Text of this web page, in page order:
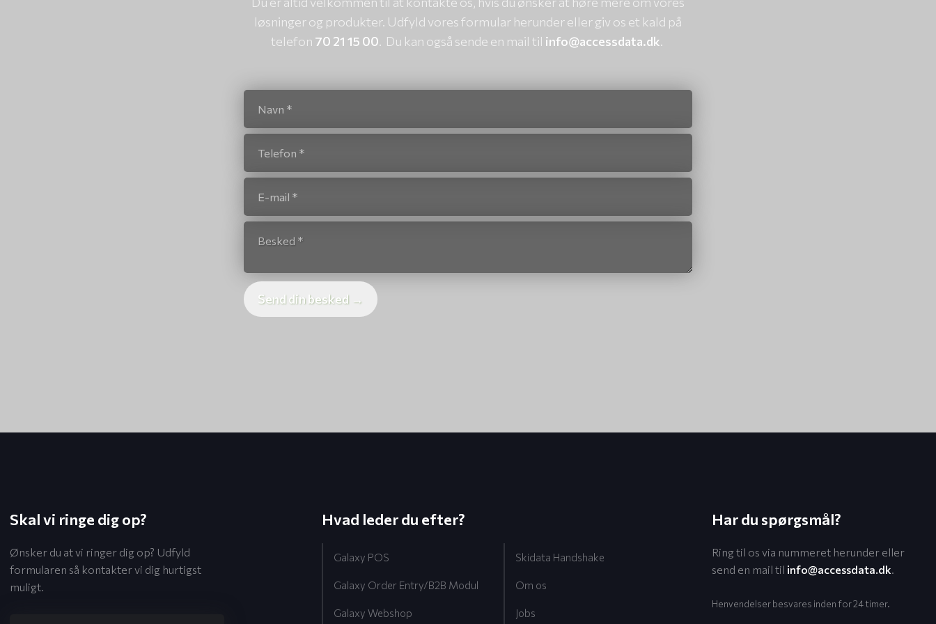
løsninger og produkter. Udfyld vores formular herunder eller giv os et kald på
telefon 70 21 15 00. Du kan også sende en mail til info@accessdata.dk.
Skal vi ringe dig op?
Ønsker du at vi ringer dig op? Udfyld
formularen så kontakter vi dig hurtigst
muligt.​
Hvad leder du efter?
Galaxy POS
Galaxy Order Entry/B2B Modul
Galaxy Webshop
Skidata Handshake
Om os
Jobs
Har du spørgsmål?
Ring til os via nummeret herunder eller
send en mail til info@accessdata.dk
Henvendelser besvares inden for 24 timer.​